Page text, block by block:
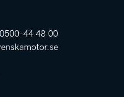
0500-44 48 00